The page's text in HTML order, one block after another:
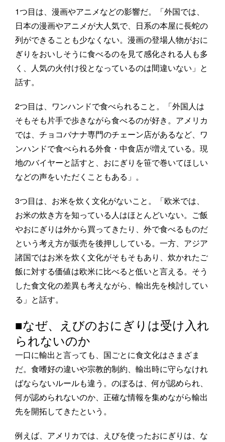
1つ目は、漫画やアニメなどの影響だ。「外国では、
日本の漫画やアニメが大人気で、日系の本屋に長蛇の
列ができることも少なくない。漫画の登場人物がおに
ぎりをおいしそうに食べるのを見て感化される人も多
く、人気の火付け役となっているのは間違いない」と
話す。
2つ目は、ワンハンドで食べられること。「外国人は
そもそも片手で歩きながら食べるのが好き。アメリカ
では、チョコバナナ専門のチェーン店があるなど、ワ
ンハンドで食べられる外食・中食店が増えている。現
地のバイヤーと話すと、おにぎりを笹で巻いてほしい
などの声をいただくこともある」。
3つ目は、お米を炊く文化がないこと。「欧米では、
お米の炊き方を知っている人はほとんどいない。ご飯
やおにぎりは外から買ってきたり、外で食べるものだ
という考え方が販売を後押ししている。一方、アジア
諸国ではお米を炊く文化がそもそもあり、炊かれたご
飯に対する価値は欧米に比べると低いと言える。そう
した食文化の差異も考えながら、輸出先を検討してい
る」と話す。
■なぜ、えびのおにぎりは受け入れ
られないのか
一口に輸出と言っても、国ごとに食文化はさまざま
だ。食嗜好の違いや宗教的制約、輸出時に守らなけれ
ばならないルールも違う。のぼるは、何が認められ、
何が認められないのか、正確な情報を集めながら輸出
先を開拓してきたという。
例えば、アメリカでは、えびを使ったおにぎりは、な